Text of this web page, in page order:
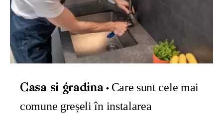
Casa si gradina
Care sunt cele mai
comune greșeli în instalarea